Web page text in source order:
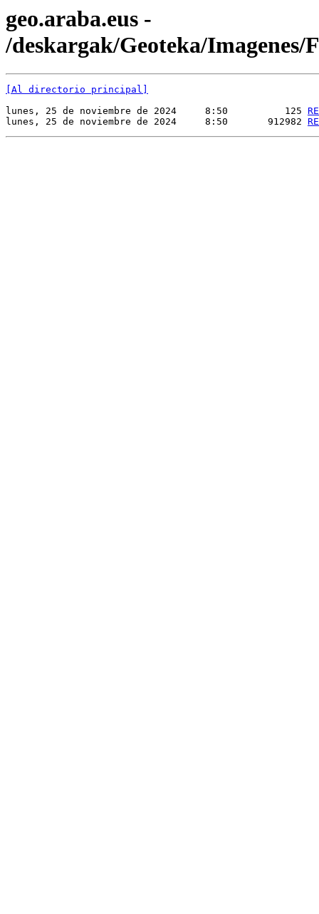
geo.araba.eus -
/deskargak/Geoteka/Imagenes/
[Al directorio principal]
lunes, 25 de noviembre de 2024     8:50          125
lunes, 25 de noviembre de 2024     8:50       912982